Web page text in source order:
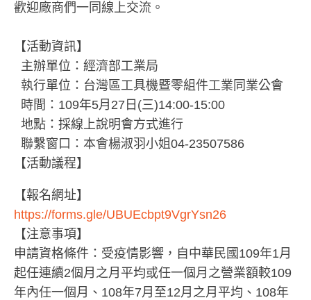
歡迎廠商們一同線上交流。
【活動資訊】
主辦單位：經濟部工業局
執行單位：台灣區工具機暨零組件工業同業公會
時間：109年5月27日(三)14:00-15:00
地點：採線上說明會方式進行
聯繫窗口：本會楊淑羽小姐04-23507586
【活動議程】
【報名網址】
https://forms.gle/UBUEcbpt9VgrYsn26
【注意事項】
申請資格條件：受疫情影響，自中華民國109年1月
起任連續2個月之月平均或任一個月之營業額較109
年內任一個月、108年7月至12月之月平均、108年